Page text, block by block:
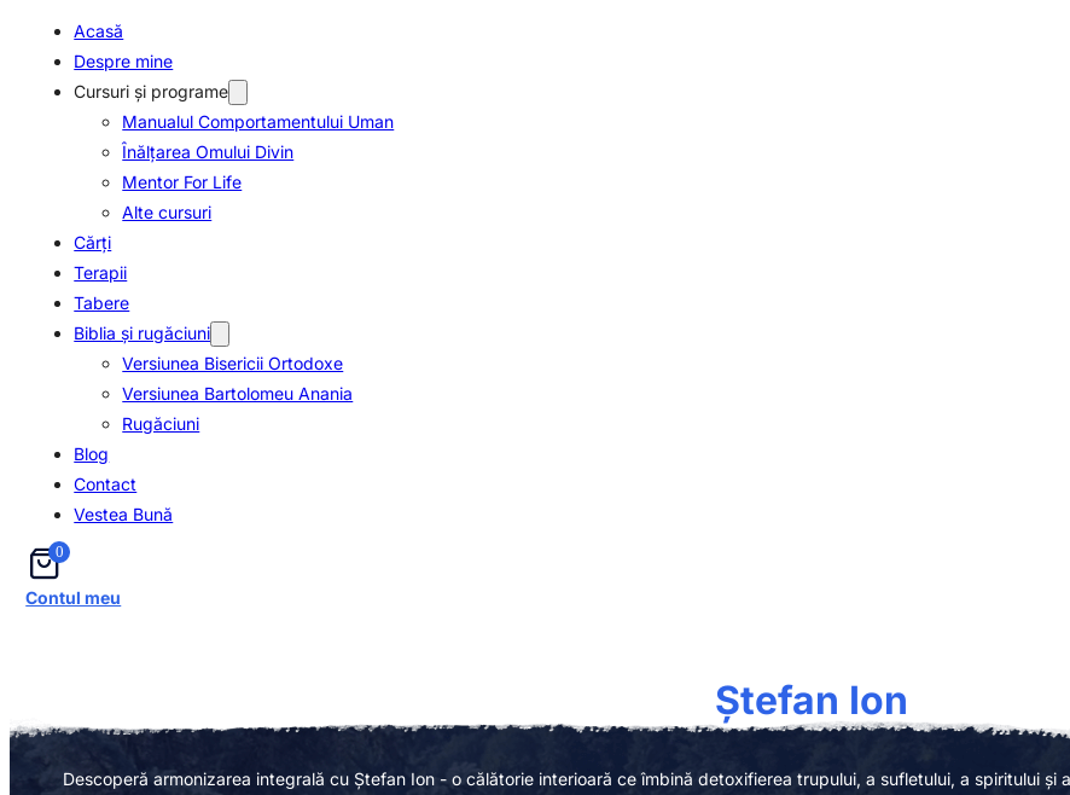
Acasă
Despre mine
Cursuri şi programe
Manualul Comportamentului Uman
Înălţarea Omului Divin
Mentor For Life
Alte cursuri
Cărți
Terapii
Tabere
Biblia şi rugăciuni
Versiunea Bisericii Ortodoxe
Versiunea Bartolomeu Anania
Rugăciuni
Blog
Contact
Vestea Bună
0
Contul meu
Ștefan Ion
Descoperă armonizarea integrală cu Ștefan Ion - o călătorie interioară ce îmbină detoxifierea trupului, a sufletului, a spiritului